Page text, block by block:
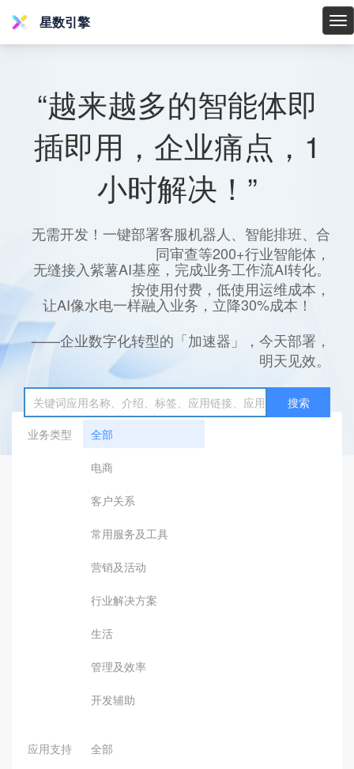
星
星数引擎
“越来越多的智能体即
插即用，企业痛点，1
小时解决！”
无需开发！一键部署客服机器人、智能排班、合
同审查等200+行业智能体，
无缝接入紫薯AI基座，完成业务工作流AI转化。
按使用付费，低使用运维成本，
让AI像水电一样融入业务，立降30%成本！
——企业数字化转型的「加速器」，今天部署，
明天见效。
搜索
业务类型
全部
电商
客户关系
常用服务及工具
营销及活动
行业解决方案
生活
管理及效率
开发辅助
应用支持 全部